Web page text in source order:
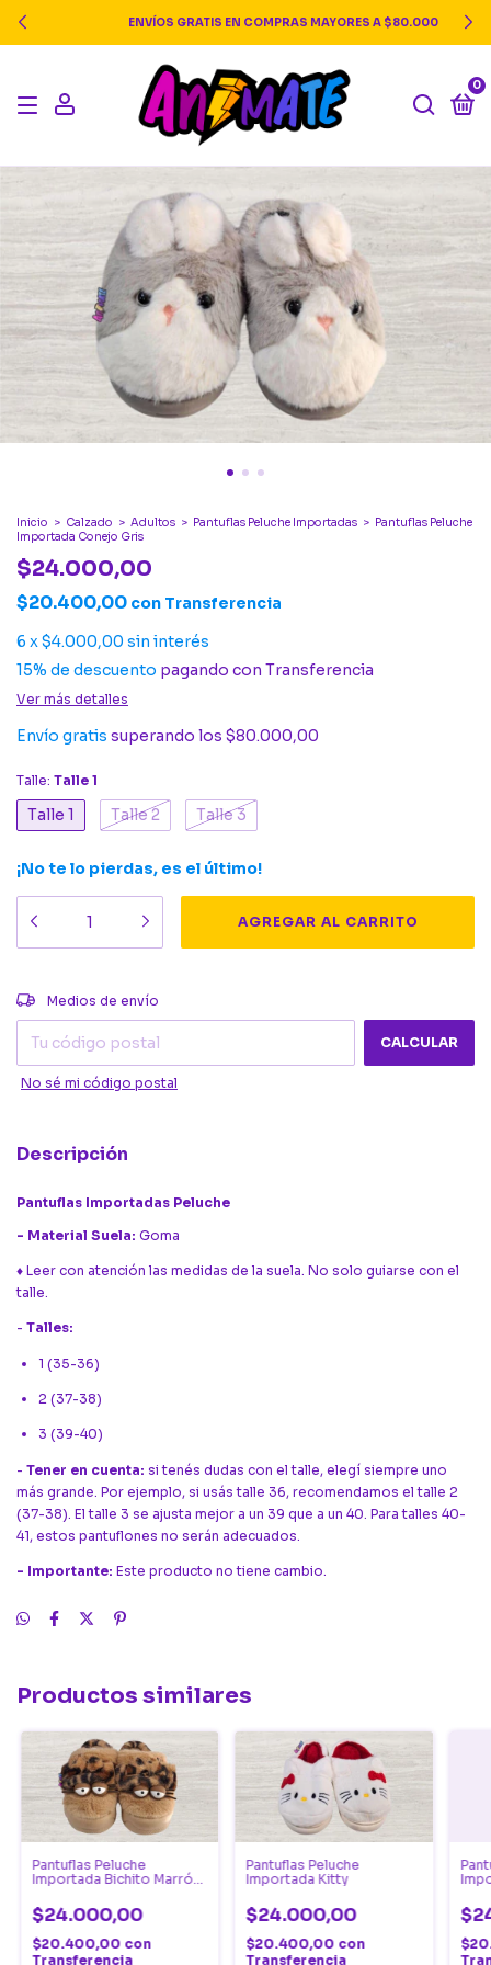
ENVÍOS GRATIS EN COMPRAS MAYORES A $80.000
0
Inicio > Calzado > Adultos > Pantuflas Peluche Importadas > Pantuflas Peluche
Importada Conejo Gris
$24.000,00
$20.400,00 con Transferencia
6 x$4.000,00 sin interés
15% de descuento pagando con Transferencia
Ver más detalles
Envío gratis superando los $80.000,00
Talle: Talle 1
Talle 1 Talle 2 Talle 3
¡No te lo pierdas, es el último!
Entregas para el CP:
Medios de envío
CALCULAR
No sé mi código postal
Descripción
Pantuflas Importadas Peluche
- Material Suela: Goma
♦ Leer con atención las medidas de la suela. No solo guiarse con el
talle.
- Talles:
1 (35-36)
2 (37-38)
3 (39-40)
- Tener en cuenta: si tenés dudas con el talle, elegí siempre uno
más grande. Por ejemplo, si usás talle 36, recomendamos el talle 2
(37-38). El talle 3 se ajusta mejor a un 39 que a un 40. Para talles 40-
41, estos pantuflones no serán adecuados.
- Importante: Este producto no tiene cambio.
Productos similares
Pantuflas Peluche
Importada Bichito Marrón
$24.000,00
$20.400,00 con
Transferencia
Pantuflas Peluche
Importada Kitty
$24.000,00
$20.400,00 con
Transferencia